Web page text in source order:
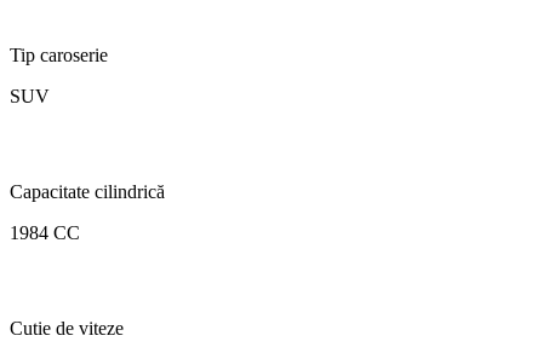
Tip caroserie
SUV
Capacitate cilindrică
1984 CC
Cutie de viteze